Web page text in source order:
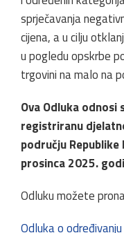
sprječavanja
cijena, a u cilju
u pogledu opskrbe
trgovini na malo na
Ova Odluka odnosi
registriranu
području
prosinca 2025.
Odluku možete
Odluka o